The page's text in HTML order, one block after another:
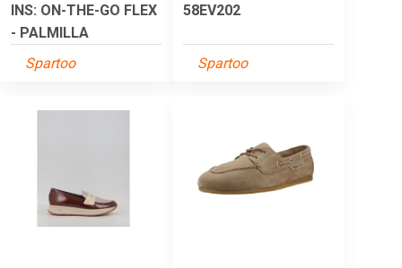
INS: ON-THE-GO FLEX
- PALMILLA
Spartoo
58EV202
Spartoo